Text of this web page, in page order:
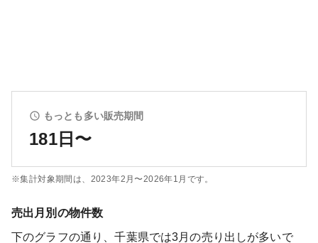
もっとも多い販売期間
181日〜
※集計対象期間は、 2023年2月〜2026年1月 です。
売出月別の物件数
下のグラフの通り、千葉県では3月の売り出しが多いで